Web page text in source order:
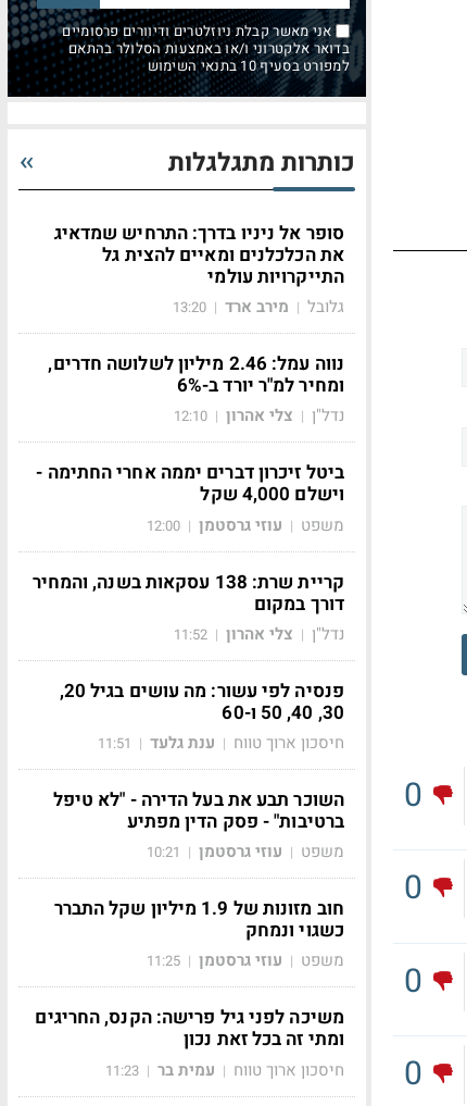
0
0
0
0
אני מאשר קבלת ניוזלטרים ודיוורים פרסומיים
בדואר אלקטרוני ו/או באמצעות הסלולר בהתאם
למפורט בסעיף 10 בתנאי השימוש
כותרות מתגלגלות
סופר אל ניניו בדרך: התרחיש שמדאיג
את הכלכלנים ומאיים להצית גל
התייקרויות עולמי
גלובל | מירב ארד |
13:20
נווה עמל: 2.46 מיליון לשלושה חדרים,
ומחיר למ"ר יורד ב-6%
נדל"ן | צלי אהרון |
12:10
ביטל זיכרון דברים יממה אחרי החתימה -
וישלם 4,000 שקל
משפט | עוזי גרסטמן |
12:00
קריית שרת: 138 עסקאות בשנה, והמחיר
דורך במקום
נדל"ן | צלי אהרון |
11:52
פנסיה לפי עשור: מה עושים בגיל 20,
30, 40, 50 ו-60
חיסכון ארוך טווח | ענת גלעד |
11:51
השוכר תבע את בעל הדירה - "לא טיפל
ברטיבות" - פסק הדין מפתיע
משפט | עוזי גרסטמן |
10:21
חוב מזונות של 1.9 מיליון שקל התברר
כשגוי ונמחק
משפט | עוזי גרסטמן |
11:25
משיכה לפני גיל פרישה: הקנס, החריגים
ומתי זה בכל זאת נכון
חיסכון ארוך טווח | עמית בר |
11:23